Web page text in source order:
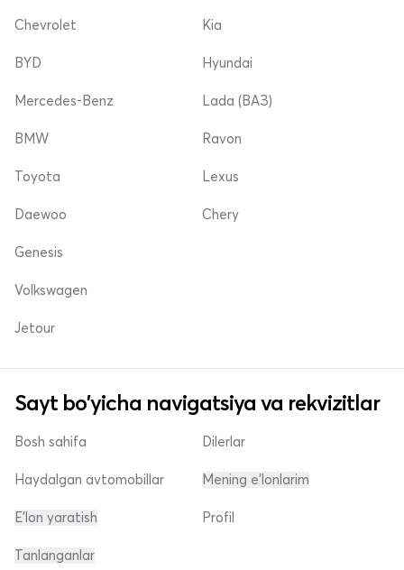
Chevrolet
BYD
Mercedes-Benz
Kia
Hyundai
Lada (ВАЗ)
BMW
Toyota
Daewoo
Ravon
Lexus
Chery
Genesis
Volkswagen
Jetour
Sayt bo'yicha navigatsiya va rekvizitlar
Bosh sahifa
Haydalgan avtomobillar
E'lon yaratish
Dilerlar
Mening e'lonlarim
Profil
Tanlanganlar